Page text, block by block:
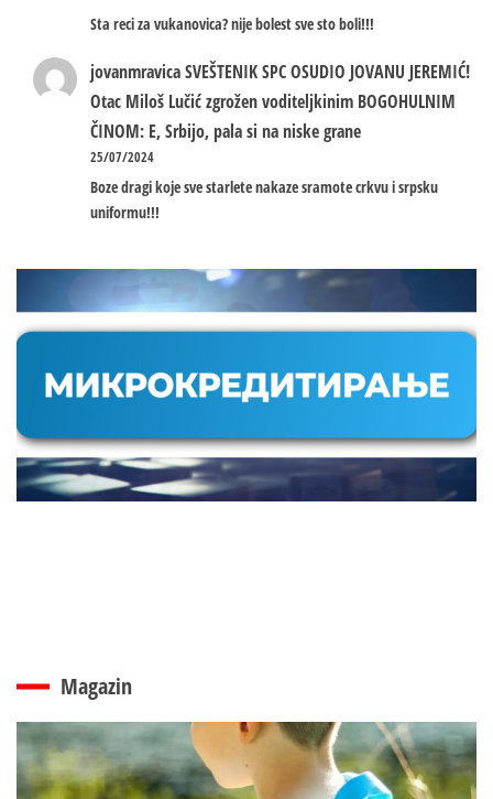
Sta reci za vukanovica? nije bolest sve sto boli!!!
jovanmravicaSVEŠTENIK SPC OSUDIO JOVANU JEREMIĆ!
Otac Miloš Lučić zgrožen voditeljkinim BOGOHULNIM
ČINOM: E, Srbijo, pala si na niske grane
25/07/2024
Boze dragi koje sve starlete nakaze sramote crkvu i srpsku
uniformu!!!
Magazin